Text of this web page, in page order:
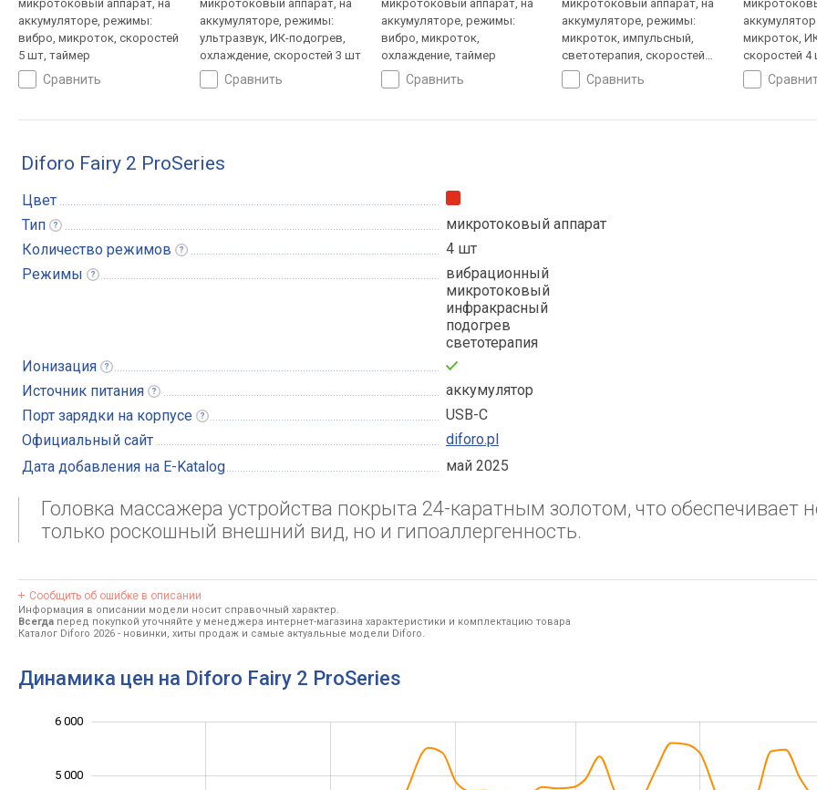
микротоковый аппарат, на
аккумуляторе, режимы:
вибро, микроток, скоростей
5 шт, таймер
сравнить
микротоковый аппарат, на
аккумуляторе, режимы:
ультразвук, ИК-подогрев,
охлаждение, скоростей 3 шт
сравнить
микротоковый аппарат, на
аккумуляторе, режимы:
вибро, микроток,
охлаждение, таймер
сравнить
микротоковый аппарат, на
аккумуляторе, режимы:
микроток, импульсный,
светотерапия, скоростей
5 шт, мобильное
приложение, влагозащита
сравнить
микроток,
скоростей 4
Diforo Fairy 2 ProSeries
Цвет
Тип
микротоковый аппарат
Количество режимов
4 шт
Режимы
вибрационный
микротоковый
инфракрасный
подогрев
светотерапия
Ионизация
Источник питания
аккумулятор
Порт зарядки на корпусе
USB-C
Официальный сайт
diforo.pl
Дата добавления на E-Katalog
май 2025
Головка массажера устройства покрыта 24-каратным золотом, что обеспечивает
только роскошный внешний вид, но и гипоаллергенность.
Сообщить об ошибке в описании
Информация в описании модели носит справочный характер.
Всегда перед покупкой уточняйте у менеджера интернет-магазина характеристики и комплектацию товара
Каталог Diforo 2026 - новинки, хиты продаж и самые актуальные модели Diforo.
Динамика цен на Diforo Fairy 2 ProSeries
5 000
6 000